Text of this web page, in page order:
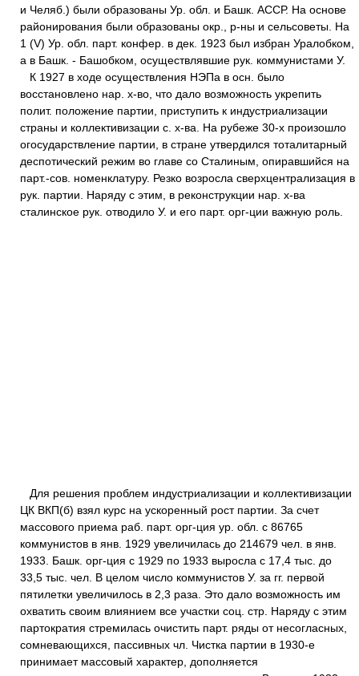
и Челяб.) были образованы Ур. обл. и Башк. АССР. На основе
районирования были образованы окр., р-ны и сельсоветы. На
1 (V) Ур. обл. парт. конфер. в дек. 1923 был избран Уралобком,
а в Башк. - Башобком, осуществлявшие рук. коммунистами У.
К 1927 в ходе осуществления НЭПа в осн. было
восстановлено нар. х-во, что дало возможность укрепить
полит. положение партии, приступить к индустриализации
страны и коллективизации с. х-ва. На рубеже 30-х произошло
огосударствление партии, в стране утвердился тоталитарный
деспотический режим во главе со Сталиным, опиравшийся на
парт.-сов. номенклатуру. Резко возросла сверхцентрализация в
рук. партии. Наряду с этим, в реконструкции нар. х-ва
сталинское рук. отводило У. и его парт. орг-ции важную роль.
Для решения проблем индустриализации и коллективизации
ЦК ВКП(б) взял курс на ускоренный рост партии. За счет
массового приема раб. парт. орг-ция ур. обл. с 86765
коммунистов в янв. 1929 увеличилась до 214679 чел. в янв.
1933. Башк. орг-ция с 1929 по 1933 выросла с 17,4 тыс. до
33,5 тыс. чел. В целом число коммунистов У. за гг. первой
пятилетки увеличилось в 2,3 раза. Это дало возможность им
охватить своим влиянием все участки соц. стр. Наряду с этим
партократия стремилась очистить парт. ряды от несогласных,
сомневающихся, пассивных чл. Чистка партии в 1930-е
принимает массовый характер, дополняется